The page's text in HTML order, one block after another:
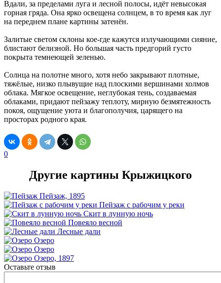
Вдали, за пределами луга и лесной полосы, идёт невысокая
горная гряда. Она ярко освещена солнцем, в то время как луг
на переднем плане картины затенён.
Залитые светом склоны кое-где кажутся излучающими сияние,
блистают белизной. Но большая часть предгорий густо
покрыта темнеющей зеленью.
Солнца на полотне много, хотя небо закрывают плотные,
тяжёлые, низко плывущие над плоскими вершинами холмов
облака. Мягкое освещение, неглубокая тень, создаваемая
облаками, придают пейзажу теплоту, мирную безмятежность
покоя, ощущение уюта и благополучия, царящего на
просторах родного края.
0
Другие картины Крыжицкого
Пейзаж, 1895
Пейзаж с рабочим у реки
Скит в лунную ночь
Повеяло весной
Лесные дали
Озеро
Озеро
Озеро, 1897
Оставьте отзыв